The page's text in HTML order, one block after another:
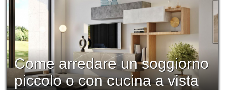
Come arredare un soggiorno
piccolo o con cucina a vista